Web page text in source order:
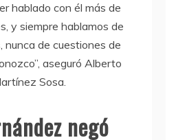
hablado con él más de
y siempre hablamos de
nunca de cuestiones de
aseguró Alberto
Sosa.
negó